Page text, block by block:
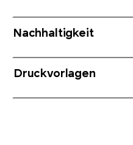
Nachhaltigkeit
Druckvorlagen